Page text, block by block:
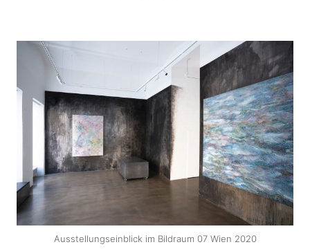
Ausstellungseinblick im Bildraum 07 Wien 2020